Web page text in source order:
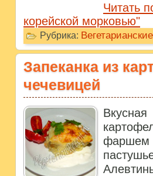
Читать
корейской морковью"
Рубрика:
Запеканка из
чечевицей
фаршем